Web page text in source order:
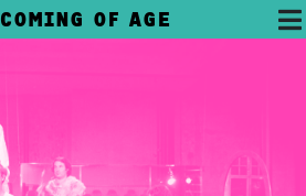
COMING OF AGE